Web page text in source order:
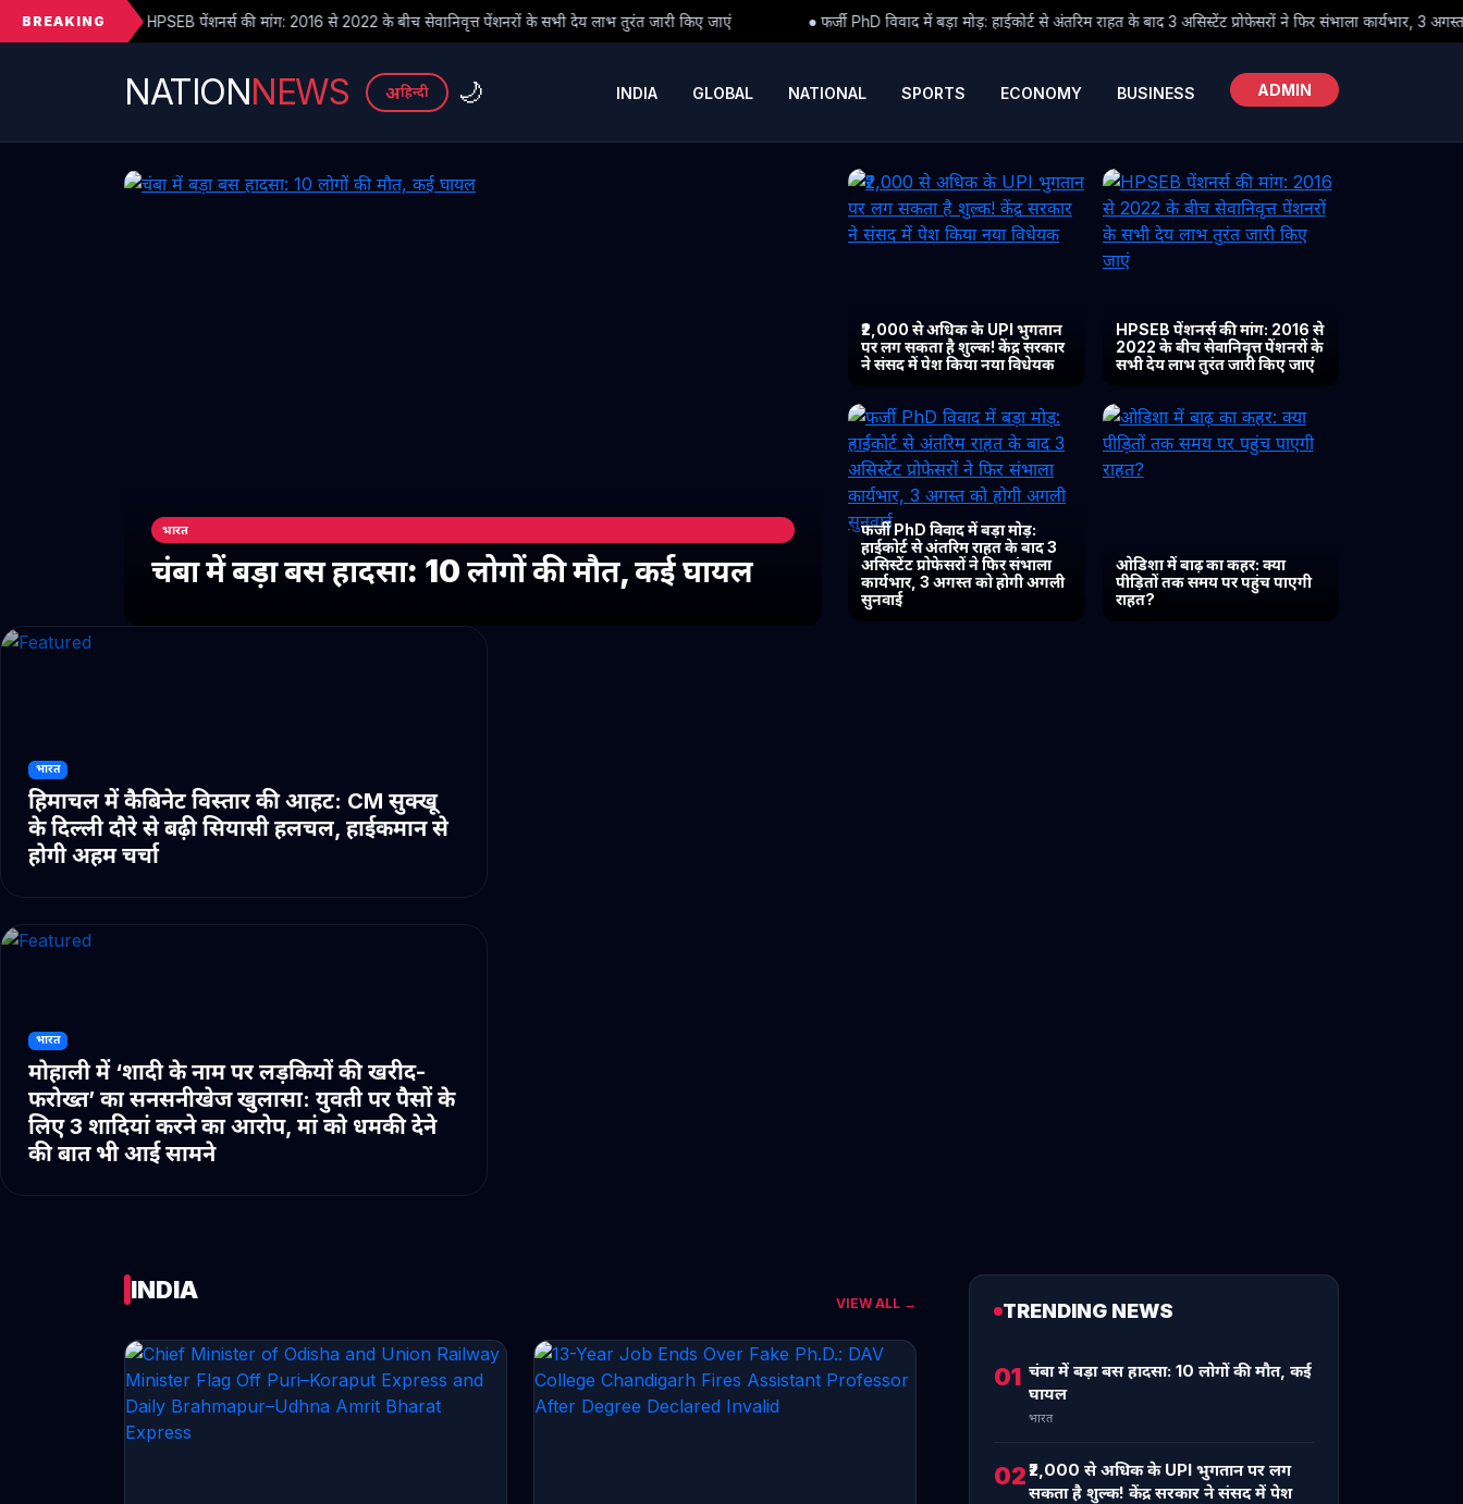
BREAKING
पेंशनर्स की मांग: 2016 से 2022 के बीच सेवानिवृत्त पेंशनरों के सभी देय लाभ तुरंत जारी किए जाएं ● फर्जी PhD विवाद में बड़ा मोड़: हाईकोर्ट से अंतरिम राहत के बाद 3 असिस्टेंट प्रोफेसरों ने फिर संभाला कार्यभार, 3 अगस्त को होगी अगली सुनवाई
NATIONNEWS अहिन्दी 🌙 INDIA GLOBAL NATIONAL SPORTS ECONOMY BUSINESS ADMIN
भारत
चंबा में बड़ा बस हादसा: 10 लोगों की मौत, कई घायल
₹2,000 से अधिक के UPI भुगतान
पर लग सकता है शुल्क! केंद्र सरकार
ने संसद में पेश किया नया विधेयक
HPSEB पेंशनर्स की मांग: 2016 से
2022 के बीच सेवानिवृत्त पेंशनरों के
सभी देय लाभ तुरंत जारी किए जाएं
फर्जी PhD विवाद में बड़ा मोड़:
हाईकोर्ट से अंतरिम राहत के बाद 3
असिस्टेंट प्रोफेसरों ने फिर संभाला
कार्यभार, 3 अगस्त को होगी अगली
सुनवाई
ओडिशा में बाढ़ का कहर: क्या
पीड़ितों तक समय पर पहुंच पाएगी
राहत?
भारत
हिमाचल में कैबिनेट विस्तार की आहट: CM सुक्खू
के दिल्ली दौरे से बढ़ी सियासी हलचल, हाईकमान से
होगी अहम चर्चा
भारत
मोहाली में ‘शादी के नाम पर लड़कियों की खरीद-
फरोख्त’ का सनसनीखेज खुलासा: युवती पर पैसों के
लिए 3 शादियां करने का आरोप, मां को धमकी देने
की बात भी आई सामने
INDIA VIEW ALL → TRENDING NEWS
01 चंबा में बड़ा बस हादसा: 10 लोगों की मौत, कई
घायल
भारत
02₹2,000 से अधिक के UPI भुगतान पर लग
सकता है शुल्क! केंद्र सरकार ने संसद में पेश